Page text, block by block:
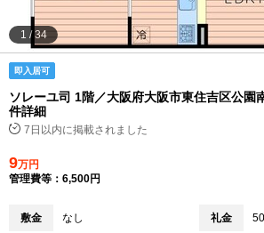
物件特集から
不動産会社
1 /34
即入居可
ソレーユ司 1階／大阪府大阪市東住吉区公園
件詳細
7日以内に掲載されました
9万円
管理費等：6,500円
敷金 なし 礼金